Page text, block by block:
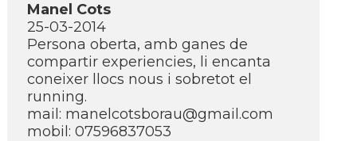
Manel Cots
25-03-2014
Persona oberta, amb ganes de
compartir experiencies, li encanta
coneixer llocs nous i sobretot el
running.
mail: manelcotsborau@gmail.com
mobil: 07596837053